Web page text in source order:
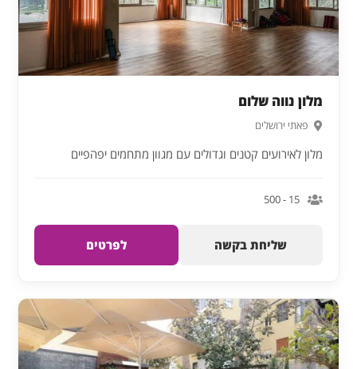
מלון נווה שלום
פאתי ירושלים
מלון לאירועים קטנים וגדולים עם מגוון מתחמים יפהפיים
15 - 500
שליחת בקשה לפרטים